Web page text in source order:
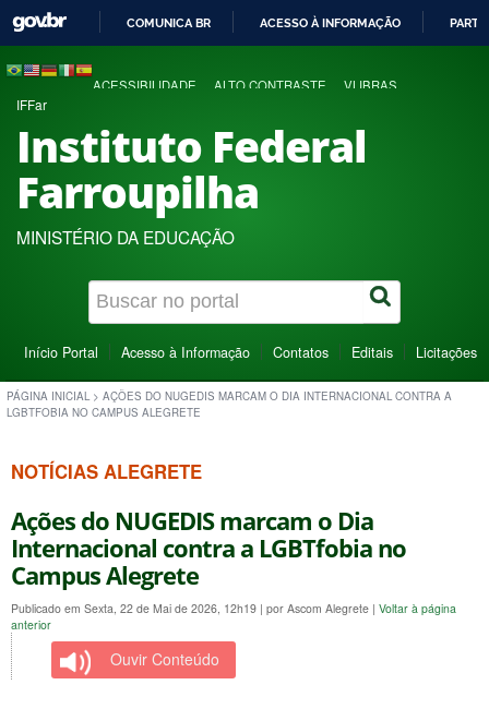
COMUNICA BR ACESSO À INFORMAÇÃO
ACESSIBILIDADE ALTO CONTRASTE VLIBRAS
IFFar
Instituto Federal
Farroupilha
MINISTÉRIO DA EDUCAÇÃO
Início Portal Acesso à Informação Contatos Editais Licitações
PÁGINA INICIAL > AÇÕES DO NUGEDIS MARCAM O DIA INTERNACIONAL CONTRA A
LGBTFOBIA NO CAMPUS ALEGRETE
NOTÍCIAS ALEGRETE
Ações do NUGEDIS marcam o Dia
Internacional contra a LGBTfobia no
Campus Alegrete
Publicado em Sexta, 22 de Mai de 2026, 12h19 | por Ascom Alegrete | Voltar à página
anterior
Ouvir Conteúdo